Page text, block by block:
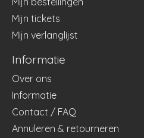
Mijn tickets
Mijn verlanglijst
Informatie
Over ons
Informatie
Contact / FAQ
Annuleren & retourneren